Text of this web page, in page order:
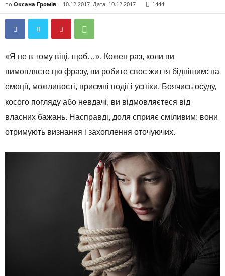
по Оксана Громів - 10.12.2017 Дата: 10.12.2017 1444
«Я не в тому віці, щоб…». Кожен раз, коли ви
вимовляєте цю фразу, ви робите своє життя біднішим: на
емоції, можливості, приємні події і успіхи. Боячись осуду,
косого погляду або невдачі, ви відмовляєтеся від
власних бажань. Насправді, доля сприяє сміливим: вони
отримують визнання і захоплення оточуючих.